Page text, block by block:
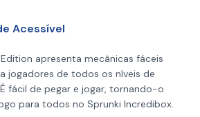
Acessível
Edition apresenta mecânicas fáceis
jogadores de todos os níveis de
fácil de pegar e jogar, tornando-o
para todos no Sprunki Incredibox.